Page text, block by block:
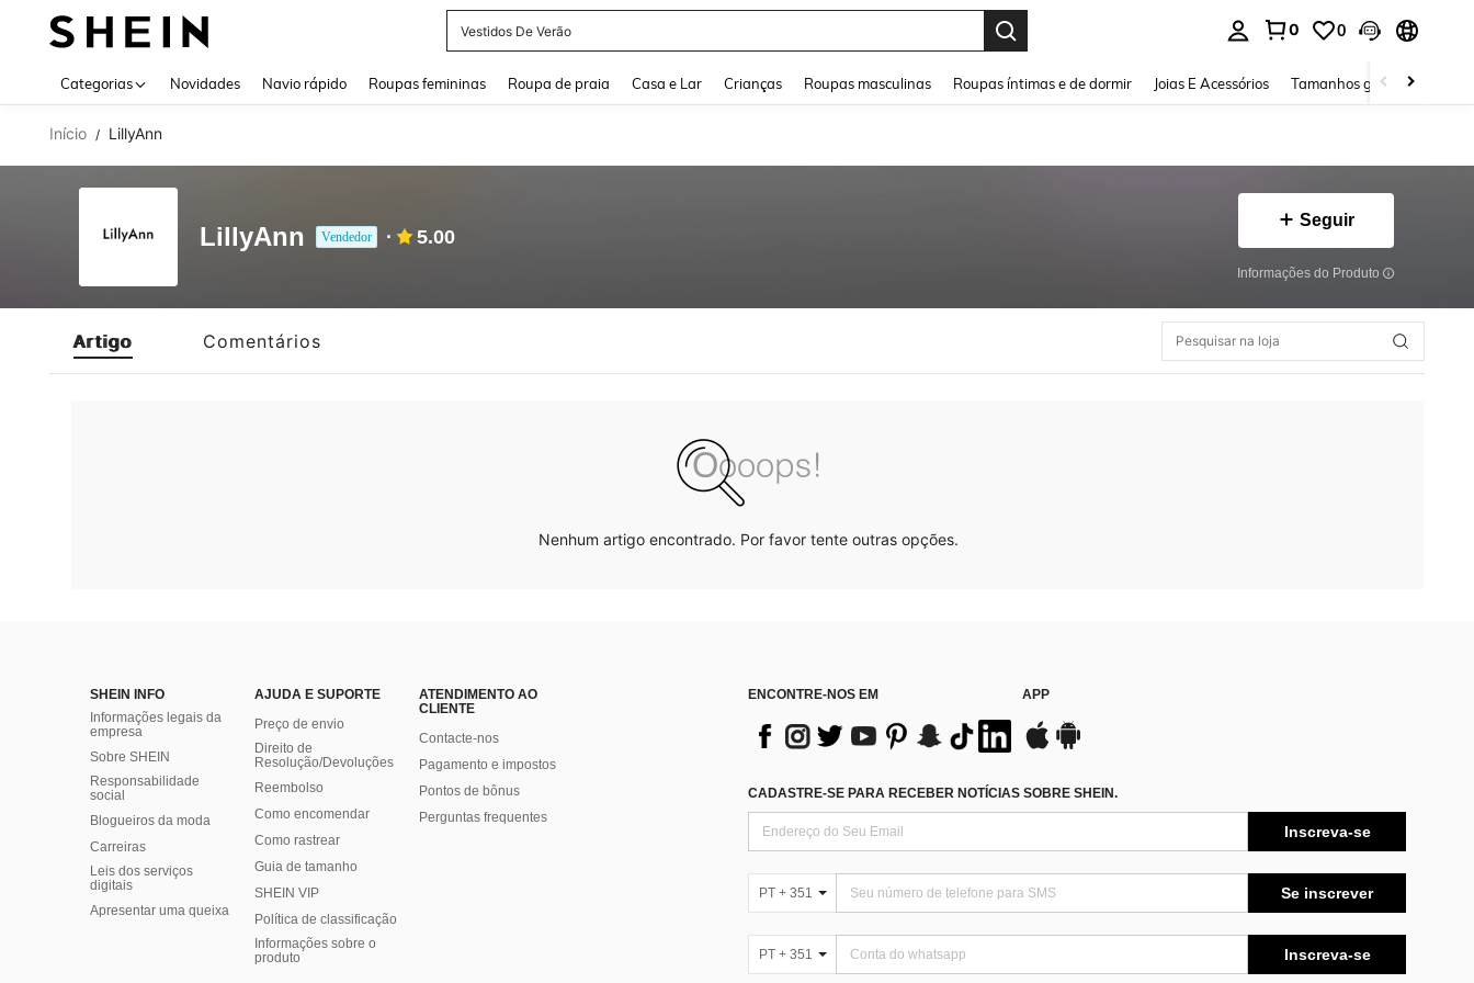
Vestidos De Verão
0 0
Categorias Novidades Navio rápido Roupas femininas Roupa de praia Casa e Lar Crianças Roupas masculinas Roupas íntimas e de dormir Joias E Acessórios Tamanhos grandes
Início / LillyAnn
LillyAnn Vendedor 5.00
Seguir
Informações do Produto
Artigo Comentários
Nenhum artigo encontrado. Por favor tente outras opções.
SHEIN INFO
Informações legais da
empresa
Sobre SHEIN
Responsabilidade
social
Blogueiros da moda
Carreiras
Leis dos serviços
digitais
Apresentar uma queixa
AJUDA E SUPORTE
Preço de envio
Direito de
Resolução/Devoluções
Reembolso
Como encomendar
Como rastrear
Guia de tamanho
SHEIN VIP
Política de classificação
​Informações sobre o
produto
ATENDIMENTO AO
CLIENTE
Contacte-nos
Pagamento e impostos
Pontos de bônus
Perguntas frequentes
ENCONTRE-NOS EM APP
CADASTRE-SE PARA RECEBER NOTÍCIAS SOBRE SHEIN.
Inscreva-se
PT + 351 Se inscrever
PT + 351 Inscreva-se